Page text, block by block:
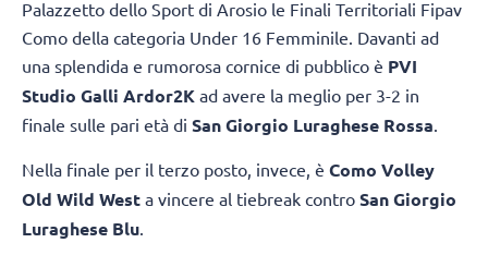
Palazzetto dello Sport di Arosio le Finali Territoriali Fipav
Como della categoria Under 16 Femminile. Davanti ad
una splendida e rumorosa cornice di pubblico è PVI
Studio Galli Ardor2K ad avere la meglio per 3-2 in
finale sulle pari età di San Giorgio Luraghese Rossa.
Nella finale per il terzo posto, invece, è Como Volley
Old Wild West a vincere al tiebreak contro San Giorgio
Luraghese Blu.